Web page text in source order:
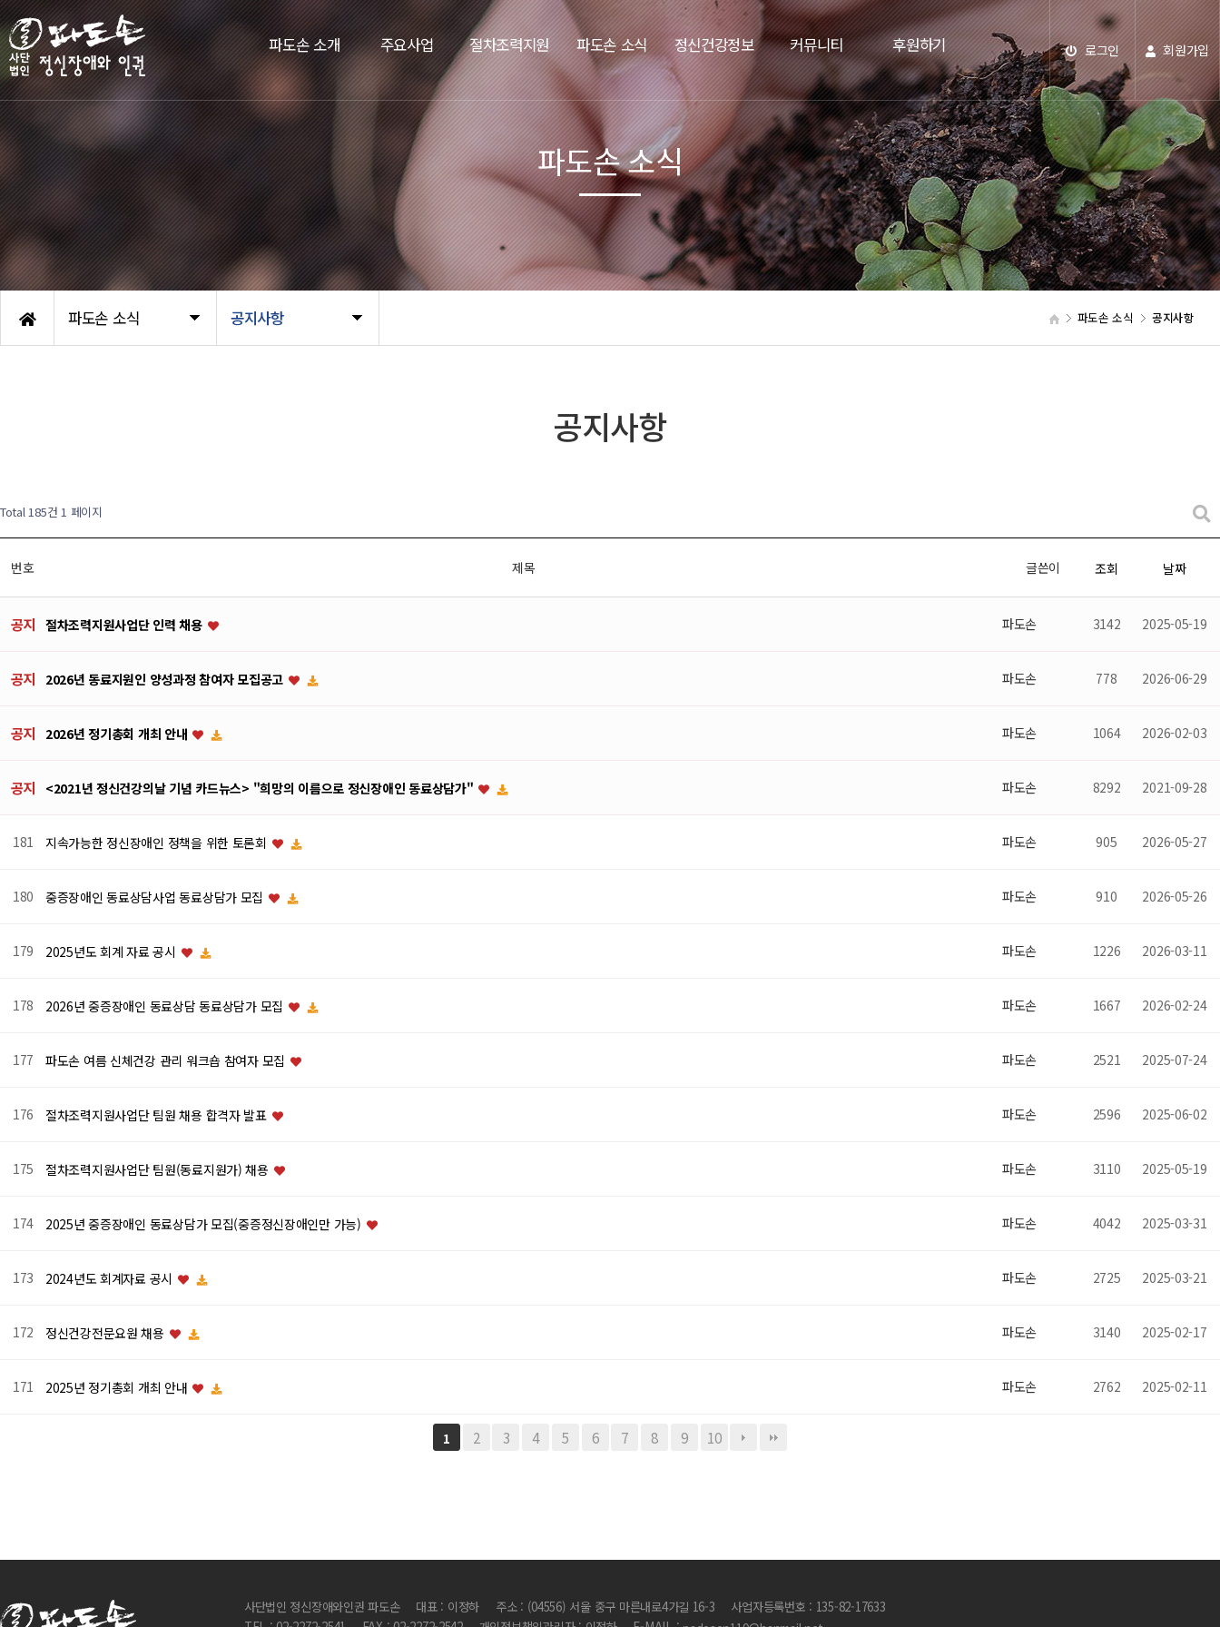
파도손 소개 주요사업 절차조력지원 파도손 소식 정신건강정보 커뮤니티 후원하기 로그인 회원가입
파도손 소식 공지사항 파도손 소식 공지사항
파도손 소식
공지사항
Total 185건 1 페이지
번호 제목 글쓴이 조회 날짜
공지 절차조력지원사업단 인력 채용 파도손 3142 2025-05-19
공지 2026년 동료지원인 양성과정 참여자 모집공고 파도손 778 2026-06-29
공지 2026년 정기총회 개최 안내 파도손 1064 2026-02-03
공지 <2021년 정신건강의날 기념 카드뉴스> "희망의 이름으로 정신장애인 동료상담가" 파도손 8292 2021-09-28
181 지속가능한 정신장애인 정책을 위한 토론회 파도손 905 2026-05-27
180 중증장애인 동료상담사업 동료상담가 모집 파도손 910 2026-05-26
179 2025년도 회계 자료 공시 파도손 1226 2026-03-11
178 2026년 중증장애인 동료상담 동료상담가 모집 파도손 1667 2026-02-24
177 파도손 여름 신체건강 관리 워크숍 참여자 모집 파도손 2521 2025-07-24
176 절차조력지원사업단 팀원 채용 합격자 발표 파도손 2596 2025-06-02
175 절차조력지원사업단 팀원(동료지원가) 채용 파도손 3110 2025-05-19
174 2025년 중증장애인 동료상담가 모집(중증정신장애인만 가능) 파도손 4042 2025-03-31
173 2024년도 회계자료 공시 파도손 2725 2025-03-21
172 정신건강전문요원 채용 파도손 3140 2025-02-17
171 2025년 정기총회 개최 안내 파도손 2762 2025-02-11
1 2 3 4 5 6 7 8 9 10
사단법인 정신장애와인권 파도손 대표 : 이정하 주소 : (04556) 서울 중구 마른내로4가길 16-3
사업자등록번호 : 135-82-17633